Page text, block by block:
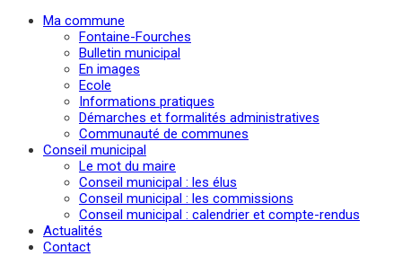
Ma commune
Fontaine-Fourches
Bulletin municipal
En images
Ecole
Informations pratiques
Démarches et formalités administratives
Communauté de communes
Conseil municipal
Le mot du maire
Conseil municipal : les élus
Conseil municipal : les commissions
Conseil municipal : calendrier et compte-rendus
Actualités
Contact